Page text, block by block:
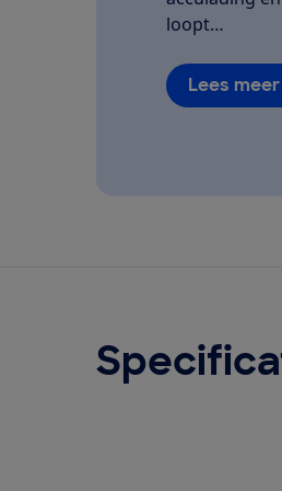
loopt…
Lees meer